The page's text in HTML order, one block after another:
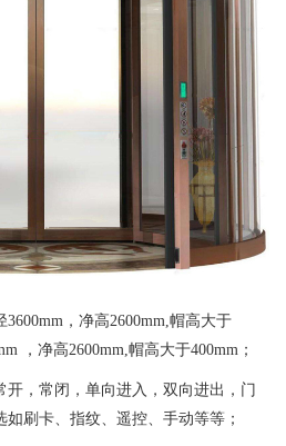
，净高2600mm,帽高大于
，净高2600mm,帽高大于400mm；
，常闭，单向进入，双向进出，门
刷卡、指纹、遥控、手动等等；